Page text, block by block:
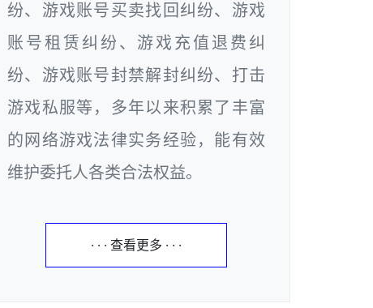
纷、游戏账号买卖找回纠纷、游戏
账号租赁纠纷、游戏充值退费纠
纷、游戏账号封禁解封纠纷、打击
游戏私服等，多年以来积累了丰富
的网络游戏法律实务经验，能有效
维护委托人各类合法权益。
· · · 查看更多 · · ·